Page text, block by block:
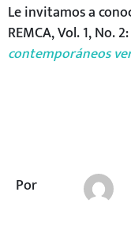
Por
Le invitamos a
REMCA, Vol. 1, No. 2:
contemporáneos